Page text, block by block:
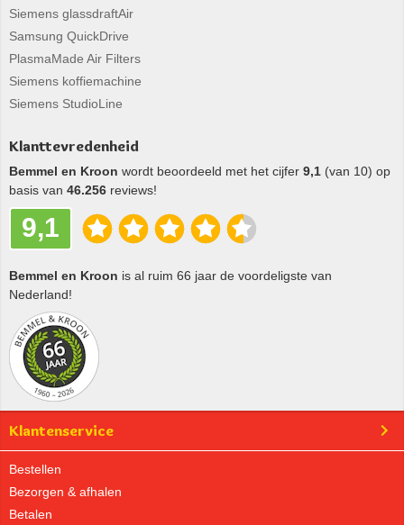
Siemens glassdraftAir
Samsung QuickDrive
PlasmaMade Air Filters
Siemens koffiemachine
Siemens StudioLine
Klanttevredenheid
Bemmel en Kroon wordt beoordeeld met het cijfer 9,1 (van 10) op
basis van 46.256 reviews!
9,1
Bemmel en Kroon is al ruim 66 jaar de voordeligste van
Nederland!
Klantenservice
Bestellen
Bezorgen & afhalen
Betalen